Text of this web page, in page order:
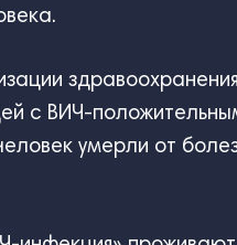
с ВИЧ-
умерли от